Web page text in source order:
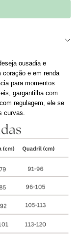
ousadia e
coração e em renda
para momentos
, gargantilha com
com regulagem , ele se
curvas.